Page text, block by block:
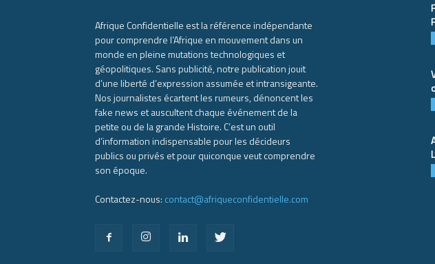
Afrique Confidentielle est la référence indépendante
pour comprendre l’Afrique en mouvement dans un
monde en pleine mutations technologiques et
géopolitiques. Sans publicité, notre publication jouit
d’une liberté d’expression assumée et intransigeante.
Nos journalistes écartent les rumeurs, dénoncent les
fake news et auscultent chaque événement de la
petite ou de la grande Histoire. C’est un outil
d’information indispensable pour les décideurs
publics ou privés et pour quiconque veut comprendre
son époque.
Contactez-nous: contact@afriqueconfidentielle.com